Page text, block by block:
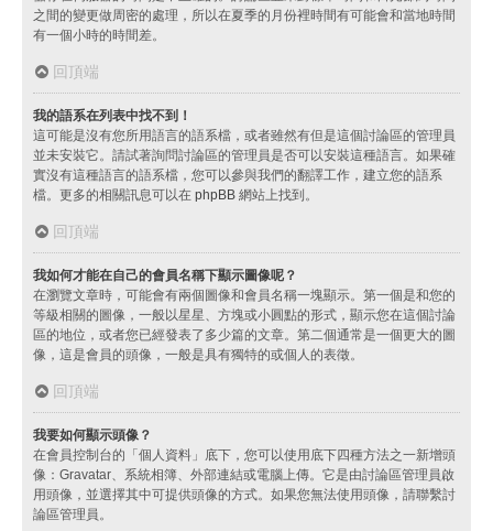
之間的變更做周密的處理，所以在夏季的月份裡時間有可能會和當地時間
有一個小時的時間差。
回頂端
我的語系在列表中找不到！
這可能是沒有您所用語言的語系檔，或者雖然有但是這個討論區的管理員
並未安裝它。請試著詢問討論區的管理員是否可以安裝這種語言。如果確
實沒有這種語言的語系檔，您可以參與我們的翻譯工作，建立您的語系
檔。更多的相關訊息可以在 phpBB 網站上找到。
回頂端
我如何才能在自己的會員名稱下顯示圖像呢？
在瀏覽文章時，可能會有兩個圖像和會員名稱一塊顯示。第一個是和您的
等級相關的圖像，一般以星星、方塊或小圓點的形式，顯示您在這個討論
區的地位，或者您已經發表了多少篇的文章。第二個通常是一個更大的圖
像，這是會員的頭像，一般是具有獨特的或個人的表徵。
回頂端
我要如何顯示頭像？
在會員控制台的「個人資料」底下，您可以使用底下四種方法之一新增頭
像：Gravatar、系統相簿、外部連結或電腦上傳。它是由討論區管理員啟
用頭像，並選擇其中可提供頭像的方式。如果您無法使用頭像，請聯繫討
論區管理員。